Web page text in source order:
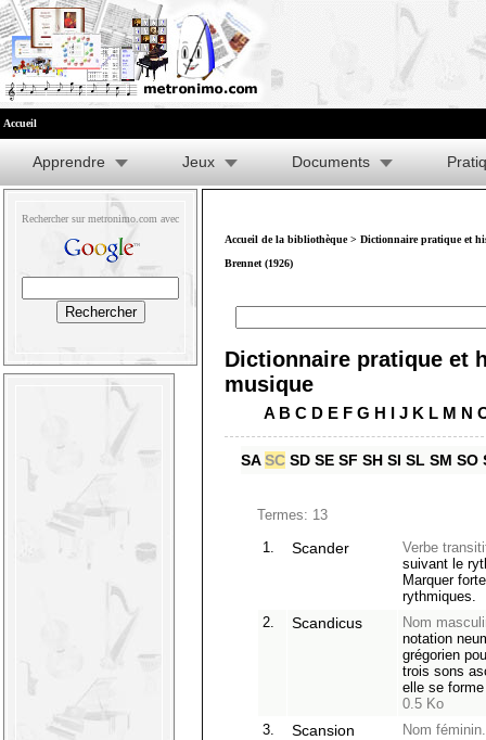
Accueil
Apprendre Jeux Documents
Rechercher sur metronimo.com avec
Accueil de la bibliothèque> Dictionnaire pratique et
Brennet (1926)
Dictionnaire pratique et
musique
A B C D E F G H I J K L M N
SA SC SD SE SF SH SI SL SM SO
Termes: 13
1.
Scander
Verbe
suivant le
Marquer
rythmiques.
2.
Scandicus
Nom
notation
grégorien
trois sons
elle se
0.5 Ko
3.
Scansion
Nom féminin.